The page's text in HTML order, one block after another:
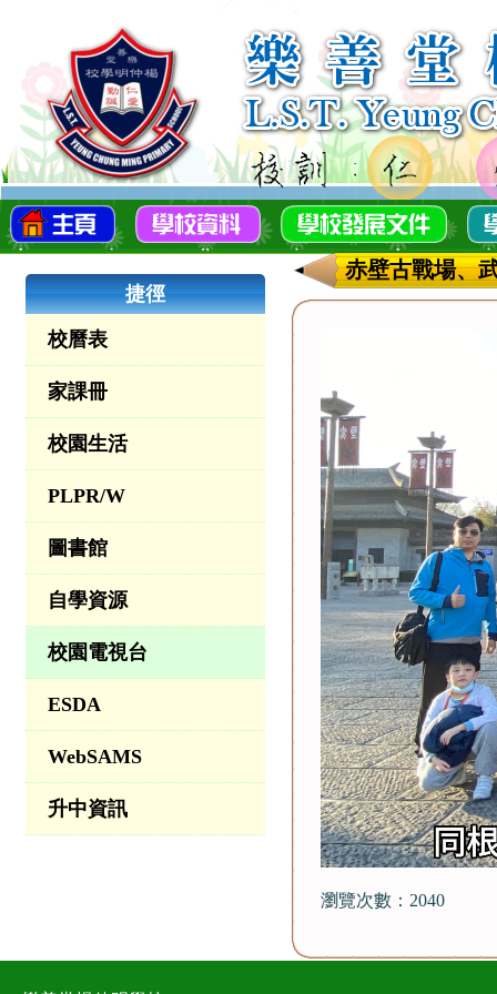
捷徑
校曆表
家課冊
校園生活
PLPR/W
圖書館
自學資源
校園電視台
ESDA
WebSAMS
升中資訊
赤壁古戰場、
瀏覽次數：2040